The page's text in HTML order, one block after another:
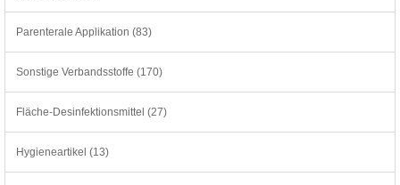
Parenterale Applikation (83)
Sonstige Verbandsstoffe (170)
Fläche-Desinfektionsmittel (27)
Hygieneartikel (13)